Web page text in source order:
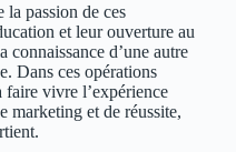
la passion de ces
et leur ouverture au
connaissance d’une autre
Dans ces opérations
faire vivre l’expérience
marketing et de réussite,